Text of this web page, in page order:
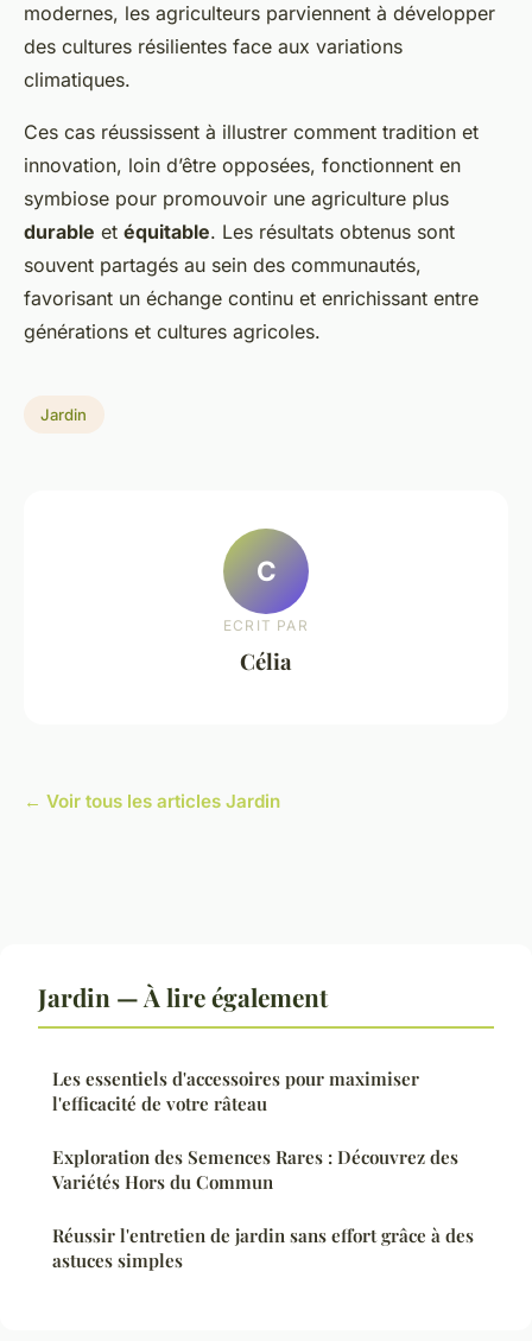
modernes, les agriculteurs parviennent à développer
des cultures résilientes face aux variations
climatiques.
Ces cas réussissent à illustrer comment tradition et
innovation, loin d’être opposées, fonctionnent en
symbiose pour promouvoir une agriculture plus
durable et équitable. Les résultats obtenus sont
souvent partagés au sein des communautés,
favorisant un échange continu et enrichissant entre
générations et cultures agricoles.
Jardin
C
ECRIT PAR
Célia
← Voir tous les articles Jardin
Jardin — À lire également
Les essentiels d'accessoires pour maximiser
l'efficacité de votre râteau
Exploration des Semences Rares : Découvrez des
Variétés Hors du Commun
Réussir l'entretien de jardin sans effort grâce à des
astuces simples